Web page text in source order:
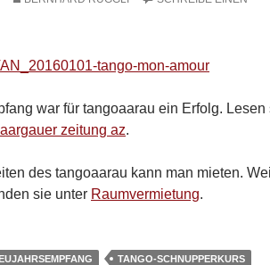
war für tangoaarau ein Erfolg. Lesen
aargauer zeitung az.
des tangoaarau kann man mieten.
sie unter Raumvermietung.
TANGO-SCHNUPPERKURS